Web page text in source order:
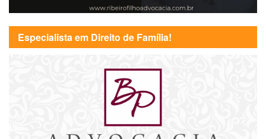
Especialista em Direito de Família!